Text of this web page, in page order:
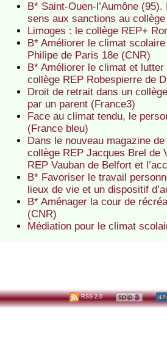
B* Saint-Ouen-l’Aumône
sens aux sanctions au
Limoges : le collège REP+
B* Améliorer le climat
Philipe de Paris 18e (CNR)
B* Améliorer le climat et
collège REP Robespierre de
Droit de retrait dans un
par un parent (France3)
Face au climat tendu, le
(France bleu)
Dans le nouveau magazine
collège REP Jacques Brel de
REP Vauban de Belfort et
B* Favoriser le travail
lieux de vie et un dispositif
B* Aménager la cour de
(CNR)
Médiation pour le climat
RSS 2.0